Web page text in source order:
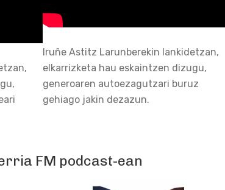
Iruñe Astitz Larunberekin lankidetzan,
elkarrizketa hau eskaintzen dizugu,
generoaren autoezagutzari buruz
gehiago jakin dezazun.
FM podcast-ean